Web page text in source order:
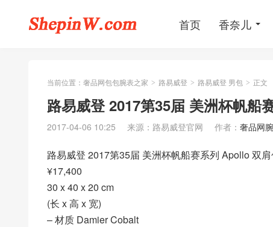
首页 香奈儿
当前位置： 奢品网包包腕表之家 > 路易威登 > 路易威登 男包 > 正文
路易威登 2017第35届 美洲杯帆
2017-04-06 10:25 来源：路易威登官网 作者： 奢品网
路易威登 2017第35届 美洲杯帆船赛系列 Apollo 双
¥17,400
30 x 40 x 20 cm
(长 x 高 x 宽)
– 材质 Damier Cobalt